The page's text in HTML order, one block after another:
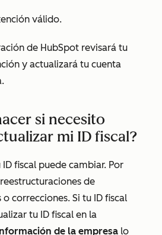
válido.
de HubSpot revisará tu
y actualizará tu cuenta
si necesito
mi ID fiscal?
ID fiscal puede cambiar. Por
de
correcciones. Si tu ID fiscal
tu ID fiscal en la
de la empresa lo